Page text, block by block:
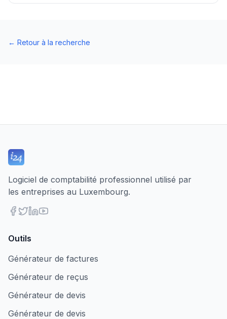
← Retour à la recherche
Logiciel de comptabilité professionnel utilisé par
les entreprises au Luxembourg.
Outils
Générateur de factures
Générateur de reçus
Générateur de devis
Générateur de devis